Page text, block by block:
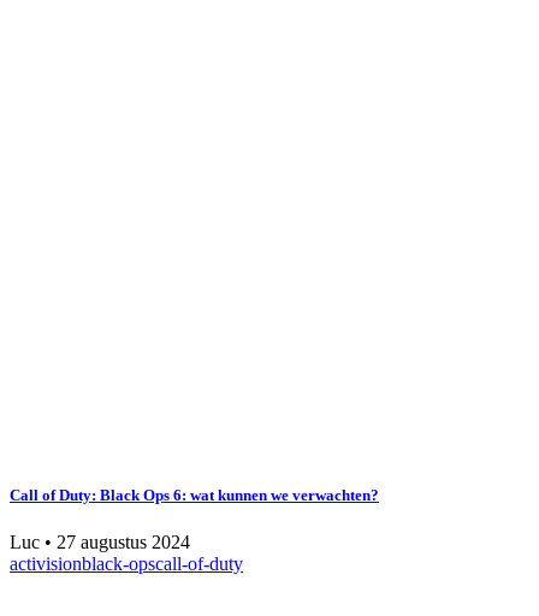
Call of Duty: Black Ops 6: wat kunnen we verwachten?
Luc • 27 augustus 2024
activisionblack-opscall-of-duty